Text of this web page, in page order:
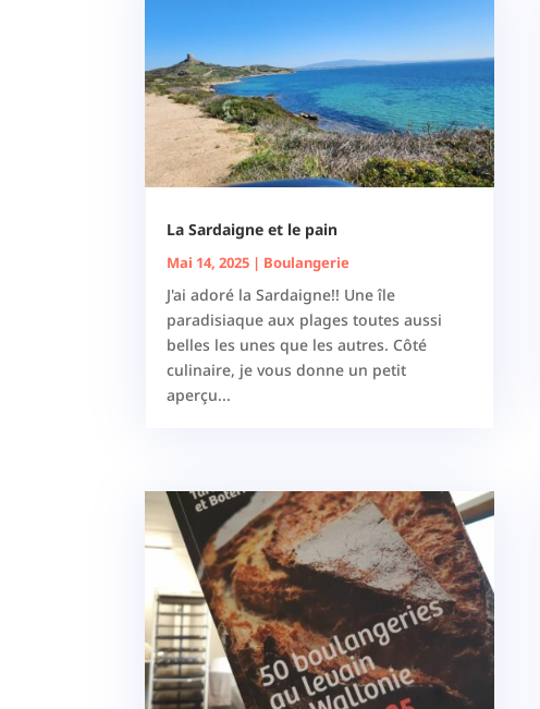
La Sardaigne et le pain
Mai 14, 2025 | Boulangerie
J'ai adoré la Sardaigne!! Une île
paradisiaque aux plages toutes aussi
belles les unes que les autres. Côté
culinaire, je vous donne un petit
aperçu...